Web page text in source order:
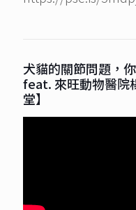
犬貓的關節問題，
feat. 來旺動物醫院
堂】